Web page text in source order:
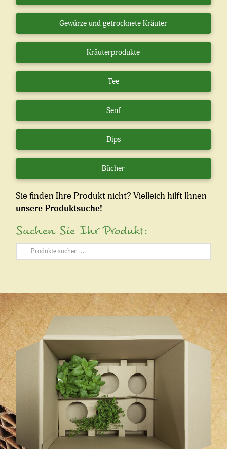
Gewürze und getrocknete Kräuter
Kräuterprodukte
Tee
Senf
Dips
Bücher
Sie finden Ihre Produkt nicht? Vielleich hilft Ihnen
unsere Produktsuche!
Suchen Sie Ihr Produkt:
Suchen
nach: